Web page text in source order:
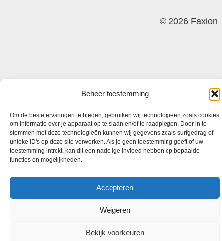
Beheer toestemming
Om de beste ervaringen te bieden, gebruiken wij technologieën zoals cookies
om informatie over je apparaat op te slaan en/of te raadplegen. Door in te
stemmen met deze technologieën kunnen wij gegevens zoals surfgedrag of
unieke ID's op deze site verwerken. Als je geen toestemming geeft of uw
toestemming intrekt, kan dit een nadelige invloed hebben op bepaalde
functies en mogelijkheden.
Accepteren
Weigeren
Bekijk voorkeuren
© 2026 Faxion